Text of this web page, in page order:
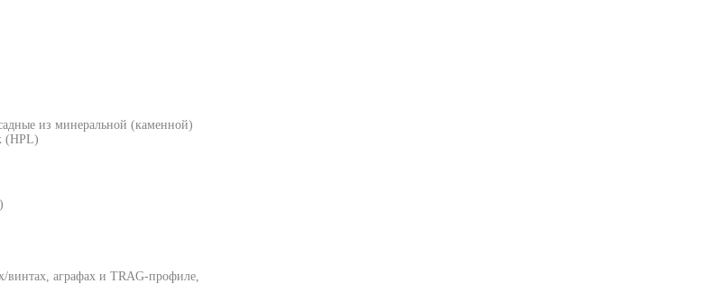
из минеральной (каменной)
(HPL)
винтах, аграфах и TRAG-профиле,